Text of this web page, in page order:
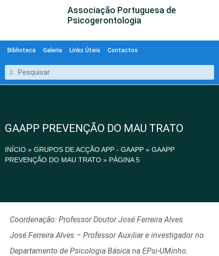
Associação Portuguesa de
Psicogerontologia
Biblioteca Galeria Links Úteis Contactos
GAAPP PREVENÇÃO DO MAU TRATO
INÍCIO » GRUPOS DE ACÇÃO APP - GAAPP » GAAPP
PREVENÇÃO DO MAU TRATO » PÁGINA 5
Coordenação: Professor Doutor José Ferreira Alves
José Ferreira Alves – Professor Auxiliar e investigador no
Departamento de Psicologia Básica na EPsi-UMinho.